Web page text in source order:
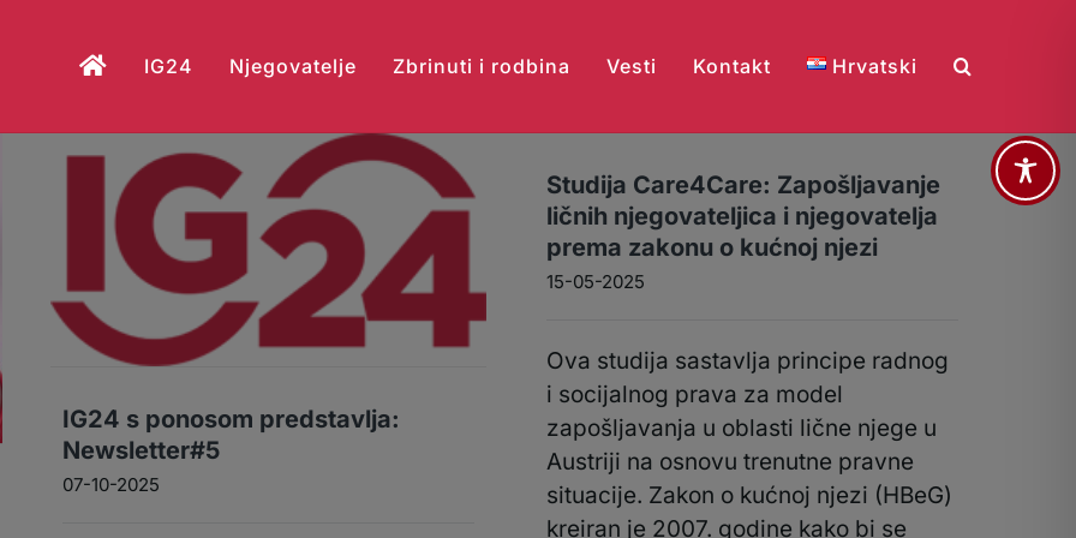
IG24 Njegovatelje Zbrinuti i rodbina Vesti Kontakt Hrvatski
IG24 s ponosom predstavlja:
Newsletter#5
07-10-2025
Studija Care4Care: Zapošljavanje
ličnih njegovateljica i njegovatelja
prema zakonu o kućnoj njezi
15-05-2025
Ova studija sastavlja principe radnog
i socijalnog prava za model
zapošljavanja u oblasti lične njege u
Austriji na osnovu trenutne pravne
situacije. Zakon o kućnoj njezi (HBeG)
kreiran je 2007. godine kako bi se